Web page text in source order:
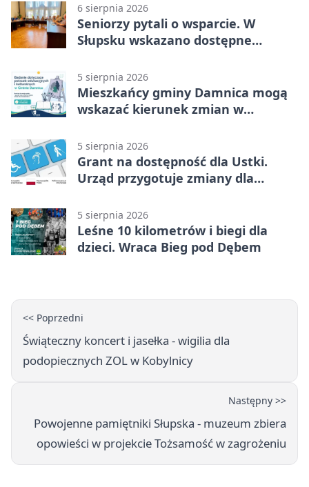
6 sierpnia 2026
Seniorzy pytali o wsparcie. W
Słupsku wskazano dostępne
5 sierpnia 2026
Mieszkańcy gminy Damnica mogą
wskazać kierunek zmian w
5 sierpnia 2026
Grant na dostępność dla Ustki.
Urząd przygotuje zmiany dla
5 sierpnia 2026
Leśne 10 kilometrów i biegi dla
dzieci. Wraca Bieg pod Dębem
<< Poprzedni
Świąteczny koncert i jasełka - wigilia dla
podopiecznych ZOL w Kobylnicy
Następny >>
Powojenne pamiętniki Słupska - muzeum zbiera
opowieści w projekcie Tożsamość w zagrożeniu